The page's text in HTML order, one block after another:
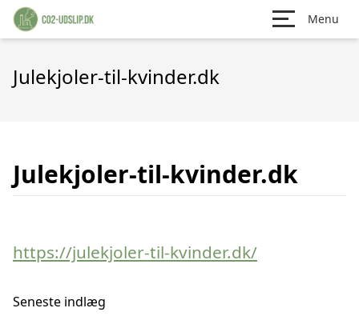
Menu
Julekjoler-til-kvinder.dk
Julekjoler-til-kvinder.dk
https://julekjoler-til-kvinder.dk/
Seneste indlæg